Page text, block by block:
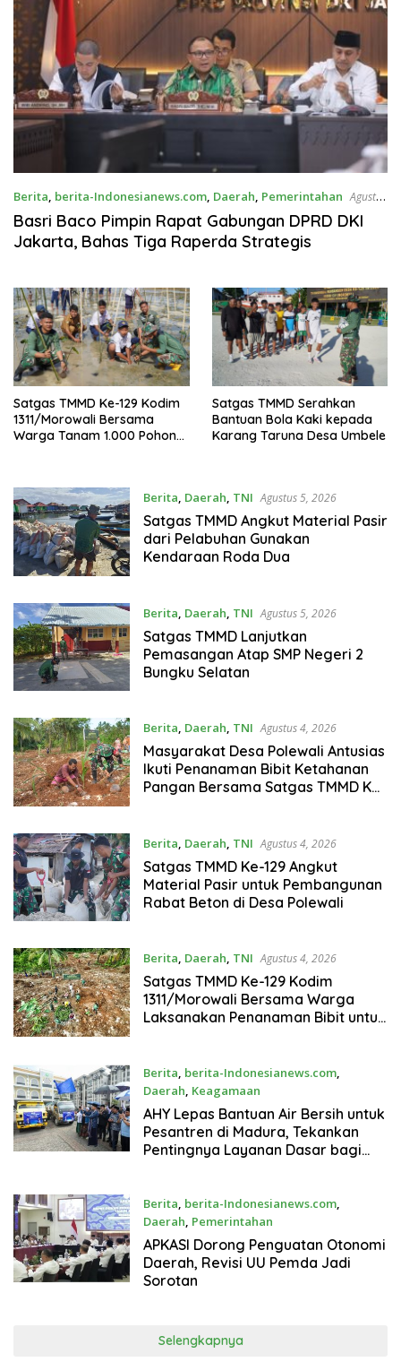
Berita, berita-Indonesianews.com, Daerah, Pemerintahan Agustus
5, 2026
Basri Baco Pimpin Rapat Gabungan DPRD DKI
Jakarta, Bahas Tiga Raperda Strategis
Satgas TMMD Ke-129 Kodim
1311/Morowali Bersama
Warga Tanam 1.000 Pohon
Satgas TMMD Serahkan
Bantuan Bola Kaki kepada
Karang Taruna Desa Umbele
Berita, Daerah, TNI Agustus 5, 2026
Satgas TMMD Angkut Material Pasir
dari Pelabuhan Gunakan
Kendaraan Roda Dua
Berita, Daerah, TNI Agustus 5, 2026
Satgas TMMD Lanjutkan
Pemasangan Atap SMP Negeri 2
Bungku Selatan
Berita, Daerah, TNI Agustus 4, 2026
Masyarakat Desa Polewali Antusias
Ikuti Penanaman Bibit Ketahanan
Pangan Bersama Satgas TMMD Ke-
Berita, Daerah, TNI Agustus 4, 2026
Satgas TMMD Ke-129 Angkut
Material Pasir untuk Pembangunan
Rabat Beton di Desa Polewali
Berita, Daerah, TNI Agustus 4, 2026
Satgas TMMD Ke-129 Kodim
1311/Morowali Bersama Warga
Laksanakan Penanaman Bibit untuk
Berita, berita-Indonesianews.com,
Daerah, Keagamaan
Agustus 3, 2026
AHY Lepas Bantuan Air Bersih untuk
Pesantren di Madura, Tekankan
Pentingnya Layanan Dasar bagi
Berita, berita-Indonesianews.com,
Daerah, Pemerintahan
Agustus 3, 2026
APKASI Dorong Penguatan Otonomi
Daerah, Revisi UU Pemda Jadi
Sorotan
Selengkapnya